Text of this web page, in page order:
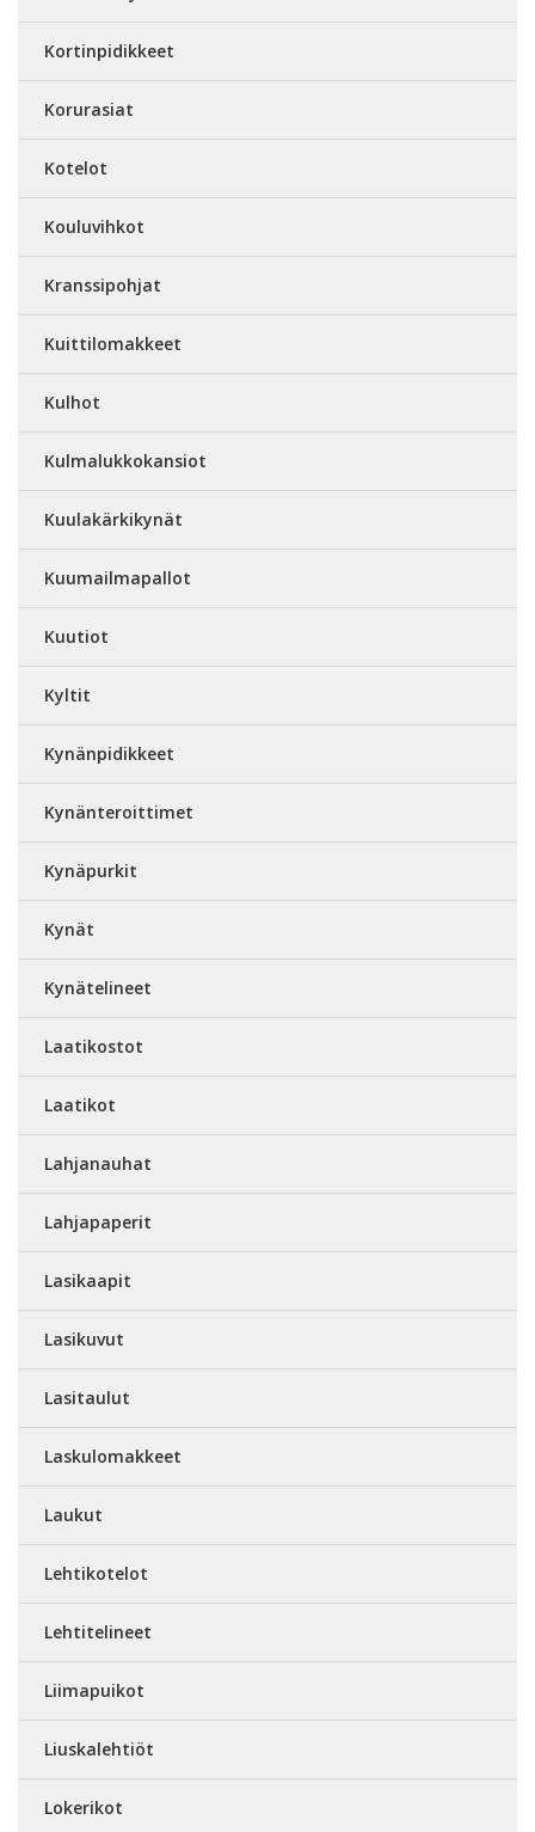
Kortinpidikkeet
Korurasiat
Kotelot
Kouluvihkot
Kranssipohjat
Kuittilomakkeet
Kulhot
Kulmalukkokansiot
Kuulakärkikynät
Kuumailmapallot
Kuutiot
Kyltit
Kynänpidikkeet
Kynänteroittimet
Kynäpurkit
Kynät
Kynätelineet
Laatikostot
Laatikot
Lahjanauhat
Lahjapaperit
Lasikaapit
Lasikuvut
Lasitaulut
Laskulomakkeet
Laukut
Lehtikotelot
Lehtitelineet
Liimapuikot
Liuskalehtiöt
Lokerikot